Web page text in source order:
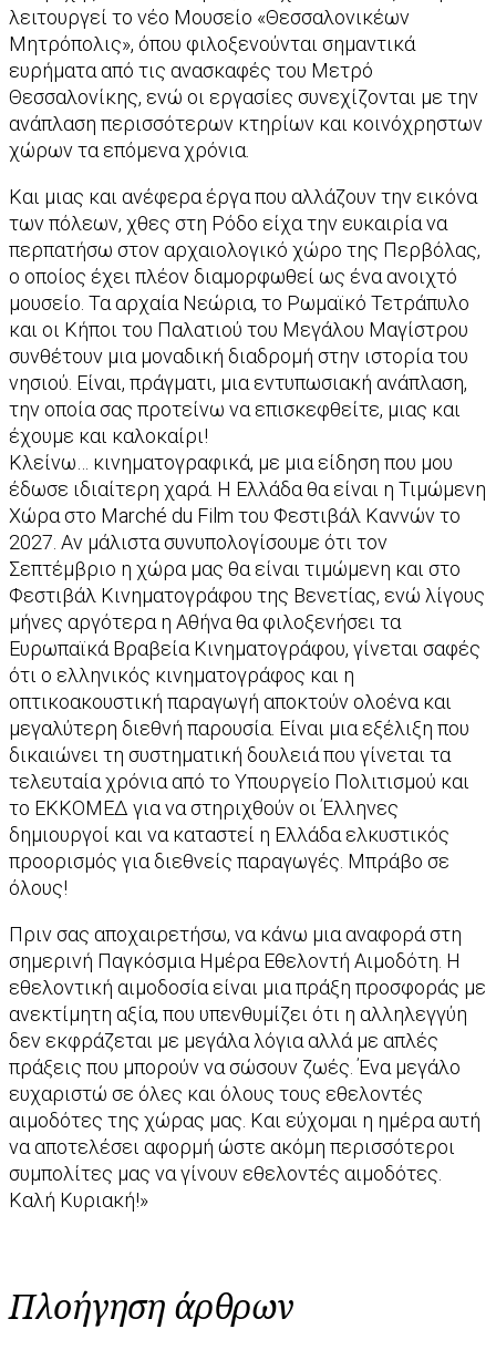
λειτουργεί το νέο Μουσείο «Θεσσαλονικέων
Μητρόπολις», όπου φιλοξενούνται σημαντικά
ευρήματα από τις ανασκαφές του Μετρό
Θεσσαλονίκης, ενώ οι εργασίες συνεχίζονται με την
ανάπλαση περισσότερων κτηρίων και κοινόχρηστων
χώρων τα επόμενα χρόνια.
Και μιας και ανέφερα έργα που αλλάζουν την εικόνα
των πόλεων, χθες στη Ρόδο είχα την ευκαιρία να
περπατήσω στον αρχαιολογικό χώρο της Περβόλας,
ο οποίος έχει πλέον διαμορφωθεί ως ένα ανοιχτό
μουσείο. Τα αρχαία Νεώρια, το Ρωμαϊκό Τετράπυλο
και οι Κήποι του Παλατιού του Μεγάλου Μαγίστρου
συνθέτουν μια μοναδική διαδρομή στην ιστορία του
νησιού. Είναι, πράγματι, μια εντυπωσιακή ανάπλαση,
την οποία σας προτείνω να επισκεφθείτε, μιας και
έχουμε και καλοκαίρι!
Κλείνω… κινηματογραφικά, με μια είδηση που μου
έδωσε ιδιαίτερη χαρά. Η Ελλάδα θα είναι η Τιμώμενη
Χώρα στο Marché du Film του Φεστιβάλ Καννών το
2027. Αν μάλιστα συνυπολογίσουμε ότι τον
Σεπτέμβριο η χώρα μας θα είναι τιμώμενη και στο
Φεστιβάλ Κινηματογράφου της Βενετίας, ενώ λίγους
μήνες αργότερα η Αθήνα θα φιλοξενήσει τα
Ευρωπαϊκά Βραβεία Κινηματογράφου, γίνεται σαφές
ότι ο ελληνικός κινηματογράφος και η
οπτικοακουστική παραγωγή αποκτούν ολοένα και
μεγαλύτερη διεθνή παρουσία. Είναι μια εξέλιξη που
δικαιώνει τη συστηματική δουλειά που γίνεται τα
τελευταία χρόνια από το Υπουργείο Πολιτισμού και
το ΕΚΚΟΜΕΔ για να στηριχθούν οι Έλληνες
δημιουργοί και να καταστεί η Ελλάδα ελκυστικός
προορισμός για διεθνείς παραγωγές. Μπράβο σε
όλους!
Πριν σας αποχαιρετήσω, να κάνω μια αναφορά στη
σημερινή Παγκόσμια Ημέρα Εθελοντή Αιμοδότη. Η
εθελοντική αιμοδοσία είναι μια πράξη προσφοράς με
ανεκτίμητη αξία, που υπενθυμίζει ότι η αλληλεγγύη
δεν εκφράζεται με μεγάλα λόγια αλλά με απλές
πράξεις που μπορούν να σώσουν ζωές. Ένα μεγάλο
ευχαριστώ σε όλες και όλους τους εθελοντές
αιμοδότες της χώρας μας. Και εύχομαι η ημέρα αυτή
να αποτελέσει αφορμή ώστε ακόμη περισσότεροι
συμπολίτες μας να γίνουν εθελοντές αιμοδότες.
Καλή Κυριακή!»
Πλοήγηση άρθρων